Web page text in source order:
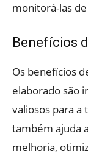
monitorá-las
Benefícios
Os benefícios
elaborado são
valiosos para a
também ajuda
melhoria,